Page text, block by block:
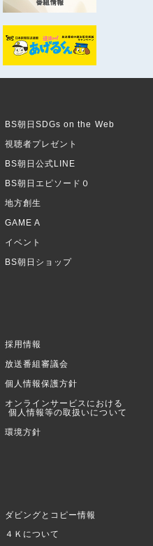
BS朝日SDGs on the Web
視聴者プレゼント
BS朝日公式LINE
BS朝日エピソード０
地方創生
GAME A
イベント
BS朝日ショップ
採用情報
放送番組審議会
個人情報保護方針
オンラインサービスにおける
個人情報等の取扱いについて
環境方針
ダビングとコピー情報
４Ｋについて